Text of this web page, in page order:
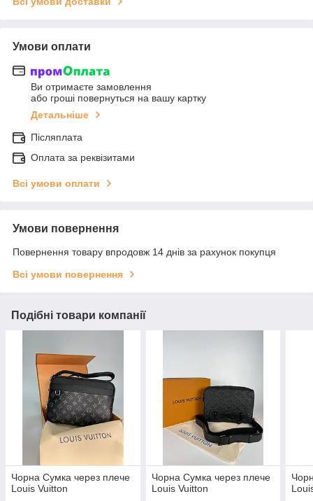
Умови оплати
Ви отримаєте замовлення
або гроші повернуться на вашу картку
Детальніше
Післяплата
Оплата за реквізитами
Всі умови оплати
Умови повернення
Повернення товару впродовж 14 днів за рахунок покупця
Всі умови повернення
Подібні товари компанії
Чорна Сумка через плече
Louis Vuitton
Чорна Сумка через плече
Louis Vuitton